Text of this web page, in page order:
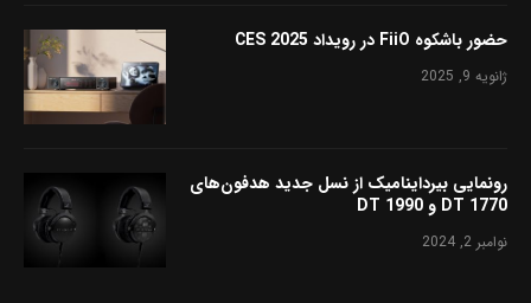
حضور باشکوه FiiO در رویداد CES 2025
ژانویه 9, 2025
رونمایی بیرداینامیک از نسل جدید هدفون‌های
DT 1770 و DT 1990
نوامبر 2, 2024